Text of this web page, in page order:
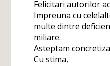
Felicitari autorilor
Impreuna cu
multe dintre
miliare.
Asteptam
Cu stima,